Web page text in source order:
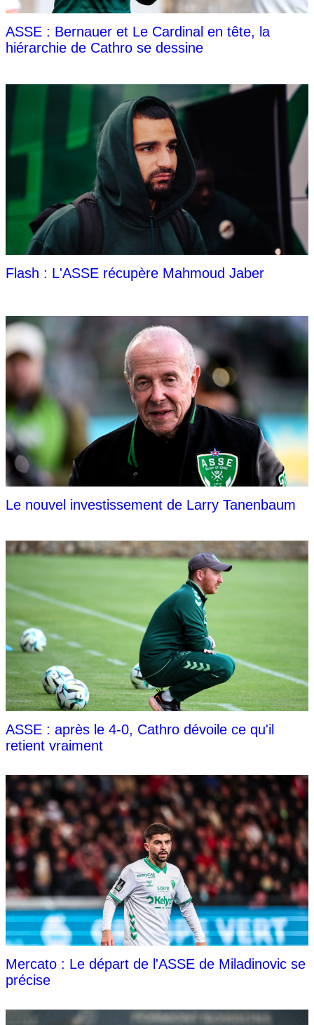
ASSE : Bernauer et Le Cardinal en tête, la
hiérarchie de Cathro se dessine
Flash : L'ASSE récupère Mahmoud Jaber
Le nouvel investissement de Larry Tanenbaum
ASSE : après le 4-0, Cathro dévoile ce qu'il
retient vraiment
Mercato : Le départ de l'ASSE de Miladinovic se
précise